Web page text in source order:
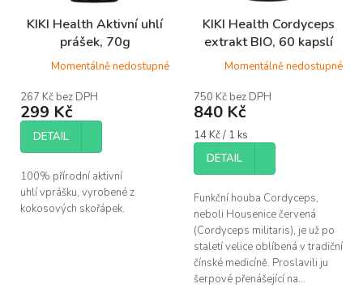
KIKI Health Aktivní uhlí
prášek, 70g
Momentálně nedostupné
267 Kč bez DPH
299 Kč
DETAIL
100% přírodní aktivní
uhlí vprášku, vyrobené z
kokosových skořápek.
KIKI Health Cordyceps
extrakt BIO, 60 kapslí
Momentálně nedostupné
750 Kč bez DPH
840 Kč
Měrná
cena:
14 Kč / 1 ks
DETAIL
Funkční houba Cordyceps,
neboli Housenice červená
(Cordyceps militaris), je už po
staletí velice oblíbená v tradiční
čínské medicíně. Proslavili ju
šerpové přenášející na...